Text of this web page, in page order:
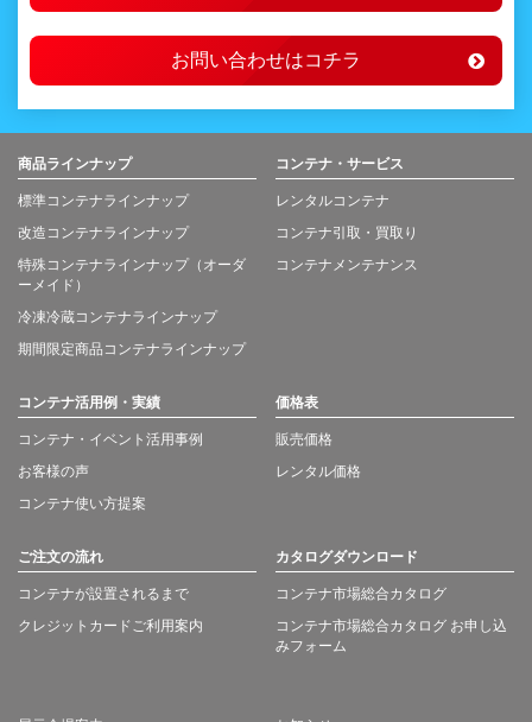
お問い合わせはコチラ
商品ラインナップ
標準コンテナラインナップ
改造コンテナラインナップ
特殊コンテナラインナップ（オーダ
ーメイド）
冷凍冷蔵コンテナラインナップ
期間限定商品コンテナラインナップ
コンテナ・サービス
レンタルコンテナ
コンテナ引取・買取り
コンテナメンテナンス
コンテナ活用例・実績
コンテナ・イベント活用事例
お客様の声
コンテナ使い方提案
価格表
販売価格
レンタル価格
ご注文の流れ
コンテナが設置されるまで
クレジットカードご利用案内
カタログダウンロード
コンテナ市場総合カタログ
コンテナ市場総合カタログ お申し込
みフォーム